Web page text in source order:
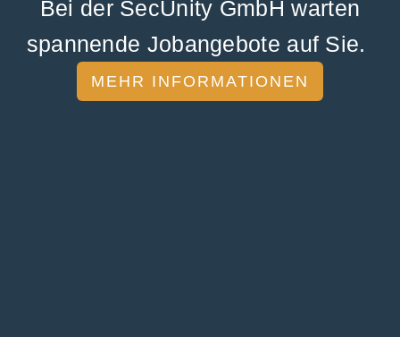
Bei der SecUnity GmbH warten
spannende Jobangebote auf Sie.
MEHR INFORMATIONEN